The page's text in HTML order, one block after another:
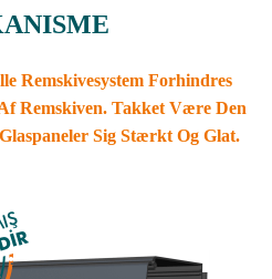
Remskivesystem Forhindres
Remskiven. Takket Være Den
Sig Stærkt Og Glat.